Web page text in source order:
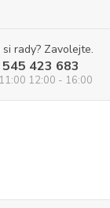
rady? Zavolejte.
423 683
12:00 - 16:00